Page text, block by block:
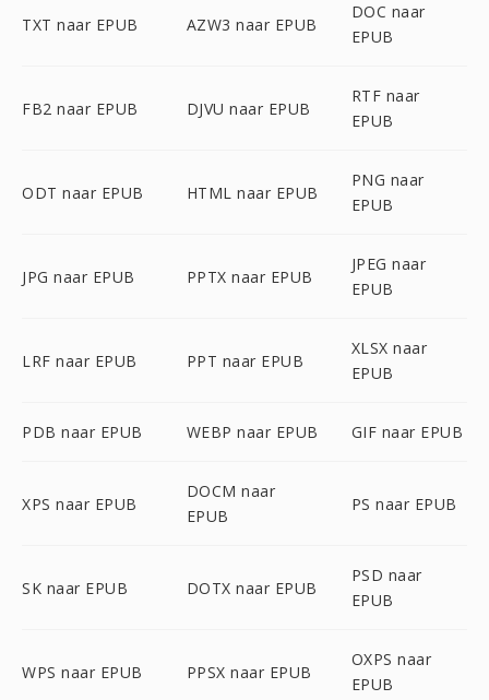
TXT naar EPUB AZW3 naar EPUB
DOC naar
EPUB
FB2 naar EPUB DJVU naar EPUB
RTF naar
EPUB
ODT naar EPUB HTML naar EPUB
PNG naar
EPUB
JPG naar EPUB PPTX naar EPUB
JPEG naar
EPUB
LRF naar EPUB PPT naar EPUB
XLSX naar
EPUB
PDB naar EPUB WEBP naar EPUB GIF naar EPUB
XPS naar EPUB
DOCM naar
EPUB
PS naar EPUB
SK naar EPUB DOTX naar EPUB
PSD naar
EPUB
WPS naar EPUB PPSX naar EPUB
OXPS naar
EPUB